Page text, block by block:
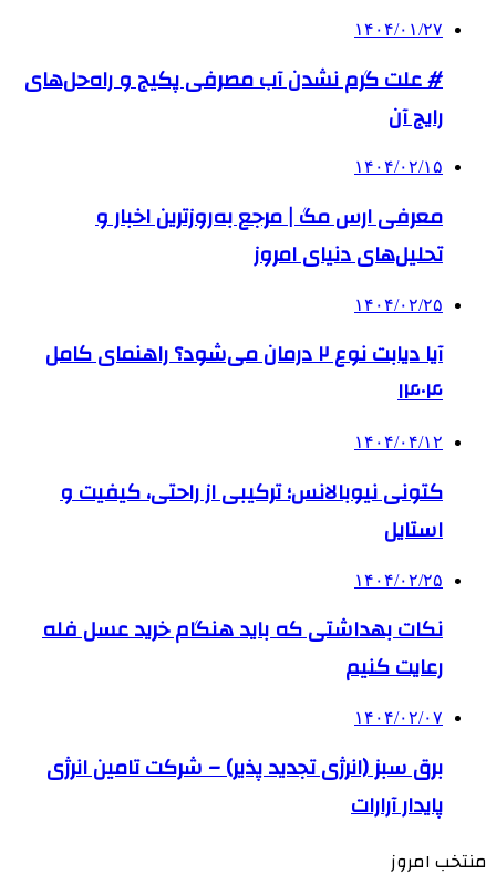
۱۴۰۴/۰۱/۲۷
# علت گرم نشدن آب مصرفی پکیج و راه‌حل‌های
رایج آن
۱۴۰۴/۰۲/۱۵
معرفی ارس مگ | مرجع به‌روزترین اخبار و
تحلیل‌های دنیای امروز
۱۴۰۴/۰۲/۲۵
آیا دیابت نوع ۲ درمان می‌شود؟ راهنمای کامل
۱۴۰۴
۱۴۰۴/۰۴/۱۲
کتونی نیوبالانس؛ ترکیبی از راحتی، کیفیت و
استایل
۱۴۰۴/۰۲/۲۵
نکات بهداشتی که باید هنگام خرید عسل فله
رعایت کنیم
۱۴۰۴/۰۲/۰۷
برق سبز (انرژی تجدید پذیر) – شرکت تامین انرژی
پایدار آرارات
منتخب امروز